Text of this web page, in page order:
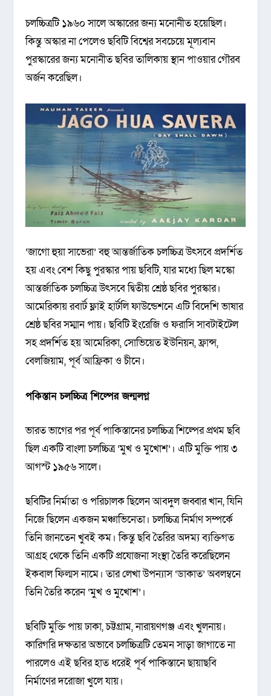
চলচ্চিত্রটি ১৯৬০ সালে অস্কারের জন্য মনোনীত হয়েছিল।
কিন্তু অস্কার না পেলেও ছবিটি বিশ্বের সবচেয়ে মূল্যবান
পুরস্কারের জন্য মনোনীত ছবির তালিকায় স্থান পাওয়ার গৌরব
অর্জন করেছিল।
‘জাগো হুয়া সাভেরা’ বহু আন্তর্জাতিক চলচ্চিত্র উৎসবে প্রদর্শিত
হয় এবং বেশ কিছু পুরস্কার পায় ছবিটি, যার মধ্যে ছিল মস্কো
আন্তর্জাতিক চলচ্চিত্র উৎসবে দ্বিতীয় শ্রেষ্ঠ ছবির পুরস্কার।
আমেরিকায় রবার্ট ফ্লাই হার্টলি ফাউন্ডেশনে এটি বিদেশি ভাষার
শ্রেষ্ঠ ছবির সম্মান পায়। ছবিটি ইংরেজি ও ফরাসি সাবটাইটেল
সহ প্রদর্শিত হয় আমেরিকা, সোভিয়েত ইউনিয়ন, ফ্রান্স,
বেলজিয়াম, পূর্ব আফ্রিকা ও চীনে।
পকিস্তান চলচ্চিত্র শিল্পের জন্মলগ্ন
ভারত ভাগের পর পূর্ব পাকিস্তানের চলচ্চিত্র শিল্পের প্রথম ছবি
ছিল একটি বাংলা চলচ্চিত্র ‘মুখ ও মুখোশ’। এটি মুক্তি পায় ৩
আগস্ট ১৯৫৬ সালে।
ছবিটির নির্মাতা ও পরিচালক ছিলেন আবদুল জব্বার খান, যিনি
নিজে ছিলেন একজন মঞ্চাভিনেতা। চলচ্চিত্র নির্মাণ সম্পর্কে
তিনি জানতেন খুবই কম। কিন্তু ছবি তৈরির অদম্য ব্যক্তিগত
আগ্রহ থেকে তিনি একটি প্রযোজনা সংস্থা তৈরি করেছিলেন
ইকবাল ফিল্মস নামে। তার লেখা উপন্যাস ‘ডাকাত’ অবলম্বনে
তিনি তৈরি করেন ‘মুখ ও মুখোশ’।
ছবিটি মুক্তি পায় ঢাকা, চট্টগ্রাম, নারায়ণগঞ্জ এবং খুলনায়।
কারিগরি দক্ষতার অভাবে চলচ্চিত্রটি তেমন সাড়া জাগাতে না
পারলেও এই ছবির হাত ধরেই পূর্ব পাকিস্তানে ছায়াছবি
নির্মাণের দরোজা খুলে যায়।